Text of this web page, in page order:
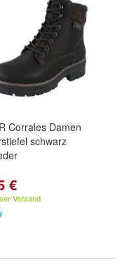
Corrales Damen
schwarz
€
Versand